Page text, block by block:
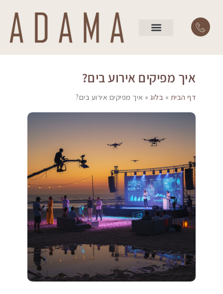
איך מפיקים אירוע בים?
דף הבית » בלוג» איך מפיקים אירוע בים?